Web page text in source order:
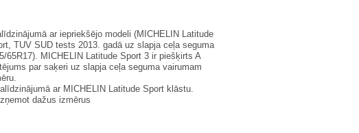
ar iepriekšējo modeli (MICHELIN Latitude
TUV SUD tests 2013. gadā uz slapja ceļa seguma
65R17). MICHELIN Latitude Sport 3 ir piešķirts A
par saķeri uz slapja ceļa seguma vairumam
ar MICHELIN Latitude Sport klāstu.
dažus izmērus